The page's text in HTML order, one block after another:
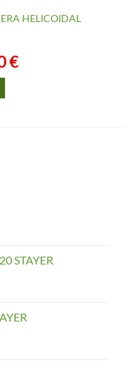
HELICOIDAL
€Rango
de
STAYER